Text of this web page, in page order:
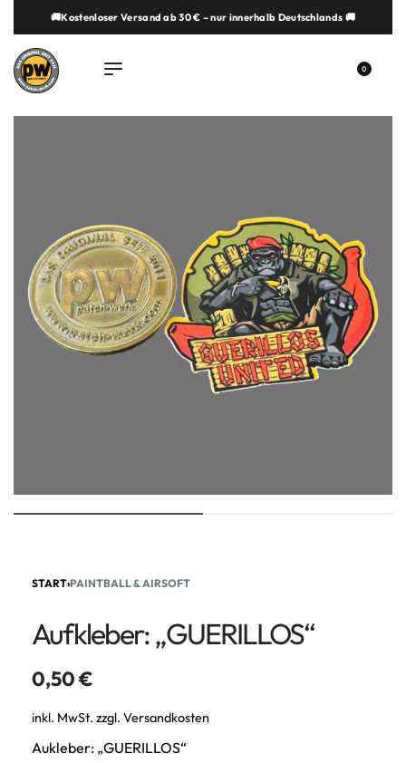
springen🚚Kostenloser Versand ab 30 € – nur innerhalb Deutschlands 🚚
0
START›PAINTBALL & AIRSOFT
Aufkleber: „GUERILLOS“
0,50€
inkl. MwSt. zzgl. Versandkosten
Aukleber: „GUERILLOS“